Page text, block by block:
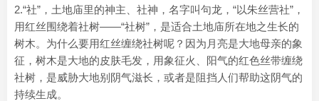
2.“社”，土地庙里的神主、社神，名字叫句龙，“以朱丝营社”，
用红丝围绕着社树——“社树”，是适合土地庙所在地之生长的
树木。为什么要用红丝缠绕社树呢？因为月亮是大地母亲的象
征，树木是大地的皮肤毛发，用象征火、阳气的红色丝带缠绕
社树，是威胁大地别阴气滋长，或者是阻挡人们帮助这阴气的
持续生成。